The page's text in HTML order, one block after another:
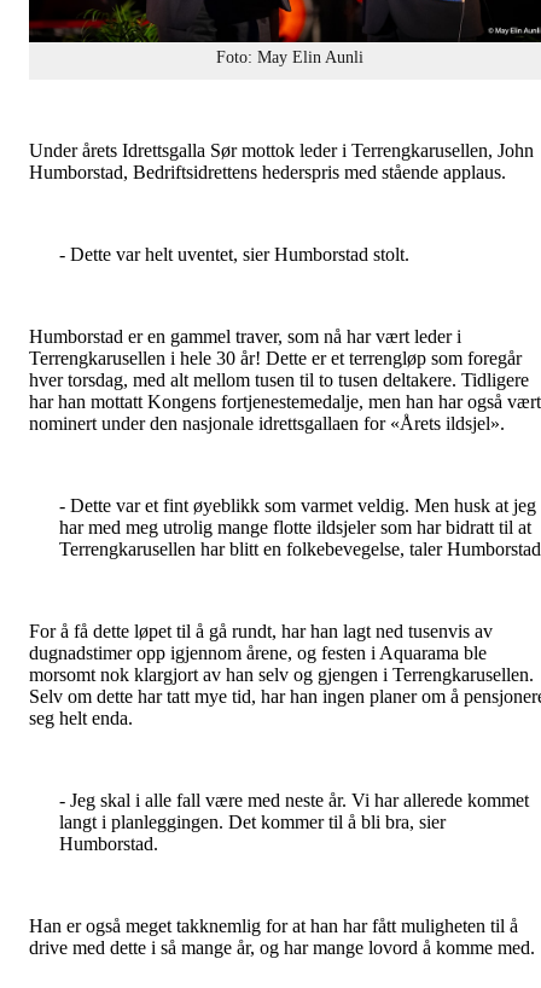
Foto: May Elin Aunli
Under årets Idrettsgalla Sør mottok leder i Terrengkarusellen, John
Humborstad, Bedriftsidrettens hederspris med stående applaus.
- Dette var helt uventet, sier Humborstad stolt.
Humborstad er en gammel traver, som nå har vært leder i
Terrengkarusellen i hele 30 år! Dette er et terrengløp som foregår
hver torsdag, med alt mellom tusen til to tusen deltakere. Tidligere
har han mottatt Kongens fortjenestemedalje, men han har også vært
nominert under den nasjonale idrettsgallaen for «Årets ildsjel».
- Dette var et fint øyeblikk som varmet veldig. Men husk at jeg
har med meg utrolig mange flotte ildsjeler som har bidratt til at
Terrengkarusellen har blitt en folkebevegelse, taler
For å få dette løpet til å gå rundt, har han lagt ned tusenvis av
dugnadstimer opp igjennom årene, og festen i Aquarama ble
morsomt nok klargjort av han selv og gjengen i Terrengkarusellen.
Selv om dette har tatt mye tid, har han ingen planer om å
seg helt enda.
- Jeg skal i alle fall være med neste år. Vi har allerede kommet
langt i planleggingen. Det kommer til å bli bra, sier
Humborstad.
Han er også meget takknemlig for at han har fått muligheten til å
drive med dette i så mange år, og har mange lovord å komme med.